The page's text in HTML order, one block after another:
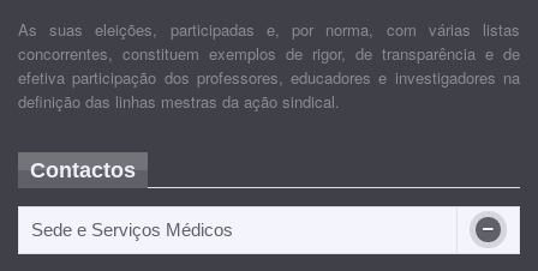
As suas eleições, participadas e, por norma, com várias listas
concorrentes, constituem exemplos de rigor, de transparência e de
efetiva participação dos professores, educadores e investigadores na
definição das linhas mestras da ação sindical.
Contactos
Sede e Serviços Médicos